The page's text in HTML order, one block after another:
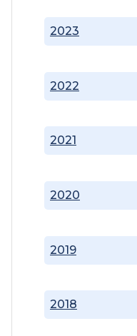
2018
2019
2020
2021
2022
2023